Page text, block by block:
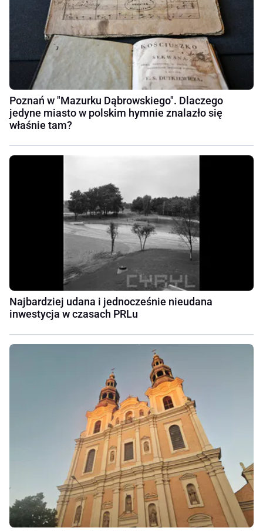
Poznań w "Mazurku Dąbrowskiego". Dlaczego
jedyne miasto w polskim hymnie znalazło się
właśnie tam?
Najbardziej udana i jednocześnie nieudana
inwestycja w czasach PRLu